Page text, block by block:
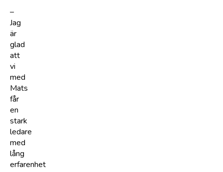
–
Jag
är
glad
att
vi
med
Mats
får
en
stark
ledare
med
lång
erfarenhet